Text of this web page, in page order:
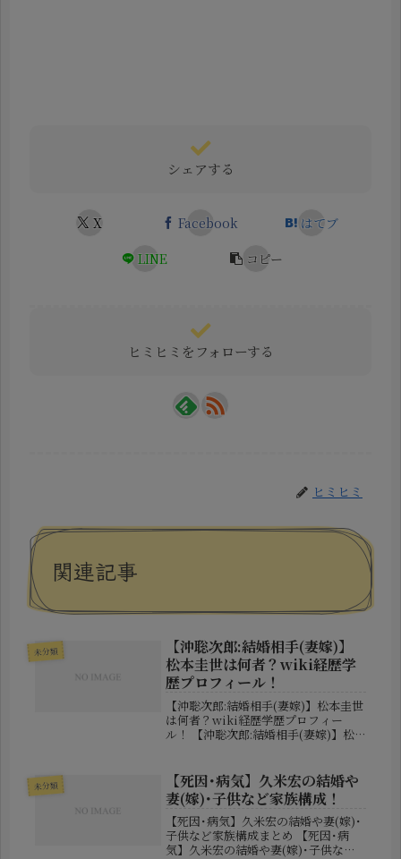
シェアする
X Facebook
はてブ
LINE
コピー
ヒミヒミをフォローする
ヒミヒミ
関連記事
未分類
【沖聡次郎:結婚相手(妻嫁)】
松本圭世は何者？wiki経歴学
歴プロフィール！
【沖聡次郎:結婚相手(妻嫁)】松本圭世
は何者？wiki経歴学歴プロフィー
ル！ 【沖聡次郎:結婚相手(妻嫁)】松
して名前が挙がり、「松本圭世さんっ
てどんな人なの？」と気にな...
未分類
【死因･病気】久米宏の結婚や
妻(嫁)･子供など家族構成！
【死因･病気】久米宏の結婚や妻(嫁)･
子供など家族構成まとめ 【死因･病
気】久米宏の結婚や妻(嫁)･子供など